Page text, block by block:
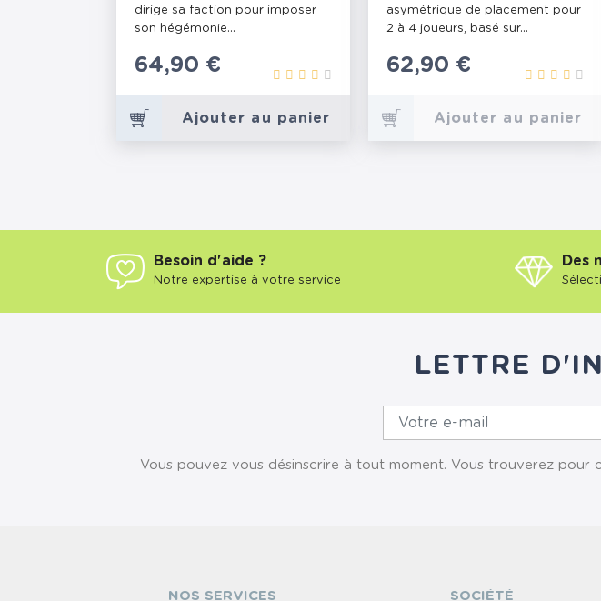
dirige sa faction pour imposer
son hégémonie...
Prix
64,90 €
Ajouter au panier
asymétrique de placement pour
2 à 4 joueurs, basé sur...
Prix
62,90 €
Ajouter au panier
Besoin d'aide ?
Notre expertise à votre service
Des
LETTRE
Vous pouvez vous désinscrire à tout moment. Vous trouverez
NOS SERVICES SOCIÉTÉ